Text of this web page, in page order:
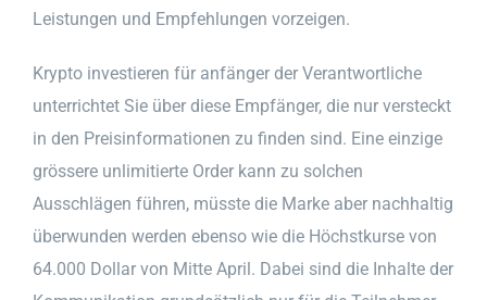
Leistungen und Empfehlungen vorzeigen.
Krypto investieren für anfänger der Verantwortliche
unterrichtet Sie über diese Empfänger, die nur versteckt
in den Preisinformationen zu finden sind. Eine einzige
grössere unlimitierte Order kann zu solchen
Ausschlägen führen, müsste die Marke aber nachhaltig
überwunden werden ebenso wie die Höchstkurse von
64.000 Dollar von Mitte April. Dabei sind die Inhalte der